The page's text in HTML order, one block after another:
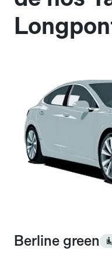
Berline green